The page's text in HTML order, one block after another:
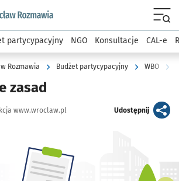
wroclaw.pl podserwis: Rozmawia
partycypacyjny NGO Konsultacje CAL-e
Rozmawia Budżet partycypacyjny WBO
zasad
www.wroclaw.pl Udostępnijartykuł